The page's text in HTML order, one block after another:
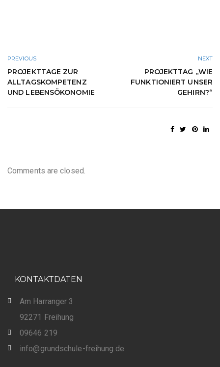
PREVIOUS
PROJEKTTAGE ZUR
ALLTAGSKOMPETENZ
UND LEBENSÖKONOMIE
NEXT
PROJEKTTAG „WIE
FUNKTIONIERT UNSER
GEHIRN?“
Comments are closed.
KONTAKTDATEN
Am Harranger 3
92271 Freihung
09646 219
info@grundschule-freihung.de